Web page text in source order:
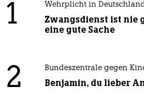
1 Wehrplicht in
Zwangsdienst ist nie
eine gute Sache
2 Bundeszentrale gegen
Benjamin, du lieber